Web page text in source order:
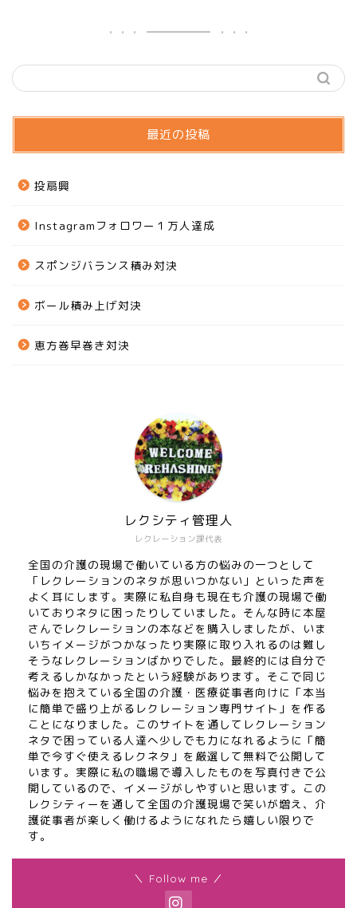
最近の投稿
投扇興
Instagramフォロワー１万人達成
スポンジバランス積み対決
ボール積み上げ対決
恵方巻早巻き対決
レクレーション課代表
レクシティ管理人
全国の介護の現場で働いている方の悩みの一つとして
「レクレーションのネタが思いつかない」といった声を
よく耳にします。実際に私自身も現在も介護の現場で働
いておりネタに困ったりしていました。そんな時に本屋
さんでレクレーションの本などを購入しましたが、いま
いちイメージがつかなったり実際に取り入れるのは難し
そうなレクレーションばかりでした。最終的には自分で
考えるしかなかったという経験があります。そこで同じ
悩みを抱えている全国の介護・医療従事者向けに「本当
に簡単で盛り上がるレクレーション専門サイト」を作る
ことになりました。このサイトを通してレクレーション
ネタで困っている人達へ少しでも力になれるように「簡
単で今すぐ使えるレクネタ」を厳選して無料で公開して
います。実際に私の職場で導入したものを写真付きで公
開しているので、イメージがしやすいと思います。この
レクシティーを通して全国の介護現場で笑いが増え、介
護従事者が楽しく働けるようになれたら嬉しい限りで
す。
＼ Follow me ／